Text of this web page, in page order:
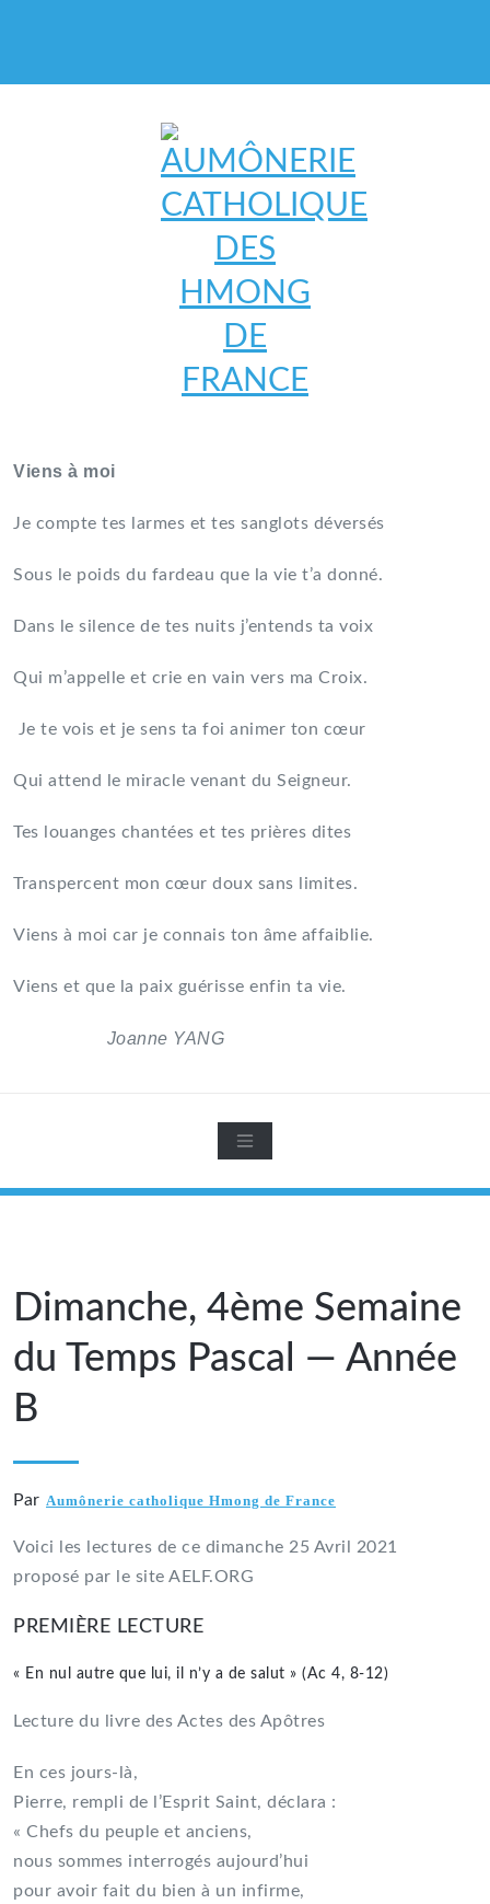
DES HMONG DE FRANCE
Viens à moi
Je compte tes larmes et tes sanglots déversés
Sous le poids du fardeau que la vie t’a donné.
Dans le silence de tes nuits j’entends ta voix
Qui m’appelle et crie en vain vers ma Croix.
Je te vois et je sens ta foi animer ton cœur
Qui attend le miracle venant du Seigneur.
Tes louanges chantées et tes prières dites
Transpercent mon cœur doux sans limites.
Viens à moi car je connais ton âme affaiblie.
Viens et que la paix guérisse enfin ta vie.
Joanne YANG
Dimanche, 4ème Semaine
du Temps Pascal — Année
B
Par Aumônerie catholique Hmong de France
Voici les lectures de ce dimanche 25 Avril 2021
proposé par le site AELF.ORG
PREMIÈRE LECTURE
« En nul autre que lui, il n’y a de salut » (Ac 4, 8-12)
Lecture du livre des Actes des Apôtres
En ces jours-là,
Pierre, rempli de l’Esprit Saint, déclara :
« Chefs du peuple et anciens,
nous sommes interrogés aujourd’hui
pour avoir fait du bien à un infirme,